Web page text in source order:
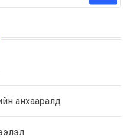
анхааралд